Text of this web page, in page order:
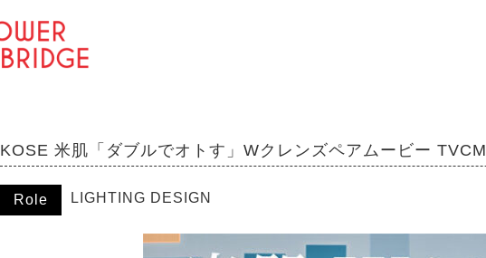
KOSE 米肌「ダブルでオトす」Wクレンズペアムービー TVCM
Role LIGHTING DESIGN